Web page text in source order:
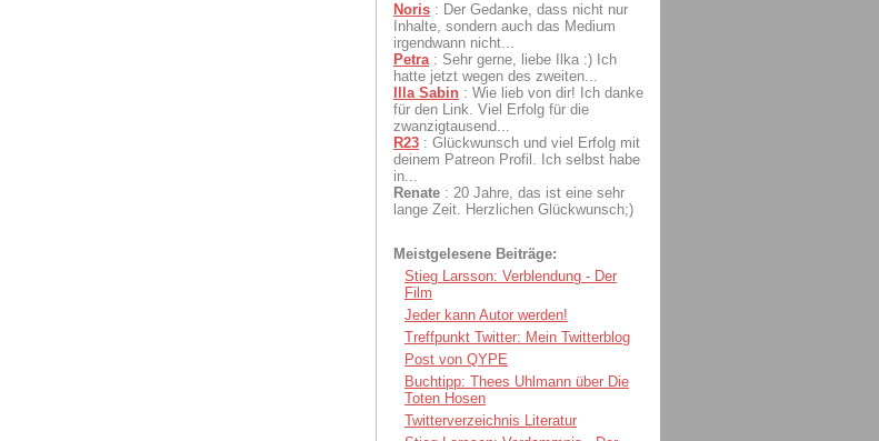
Noris : Der Gedanke, dass nicht nur
Inhalte, sondern auch das Medium
irgendwann nicht...
Petra : Sehr gerne, liebe Ilka :) Ich
hatte jetzt wegen des zweiten...
Illa Sabin : Wie lieb von dir! Ich danke
für den Link. Viel Erfolg für die
zwanzigtausend...
R23 : Glückwunsch und viel Erfolg mit
deinem Patreon Profil. Ich selbst habe
in...
Renate : 20 Jahre, das ist eine sehr
lange Zeit. Herzlichen Glückwunsch;)
Meistgelesene Beiträge:
Stieg Larsson: Verblendung - Der
Film
Jeder kann Autor werden!
Treffpunkt Twitter: Mein Twitterblog
Post von QYPE
Buchtipp: Thees Uhlmann über Die
Toten Hosen
Twitterverzeichnis Literatur